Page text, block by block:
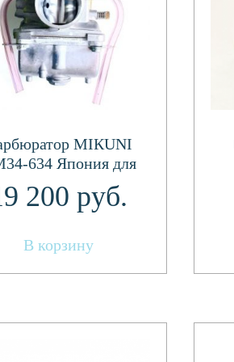
МIКUNI
634 Япония для
550 (РМЗ-550 с 2
карб.) Япония
200 руб.
В корзину